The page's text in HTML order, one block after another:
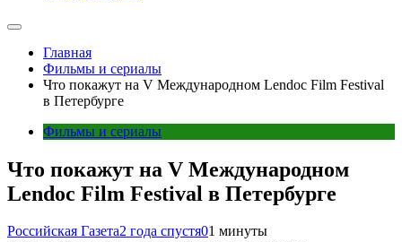
Главная
Фильмы и сериалы
Что покажут на V Международном Lendoc Film Festival
в Петербурге
Фильмы и сериалы
Что покажут на V Международном
Lendoc Film Festival в Петербурге
Российская Газета2 года спустя01 минуты